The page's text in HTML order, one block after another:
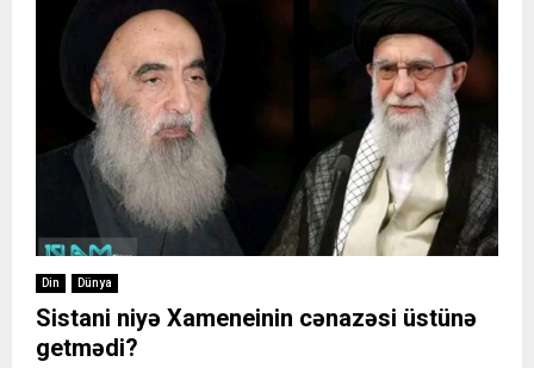
Din Dünya
Sistani niyə Xameneinin cənazəsi üstünə
getmədi?